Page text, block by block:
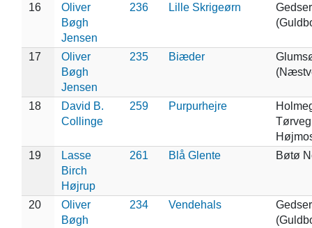
16
Oliver
Bøgh
Jensen
236 Lille Skrigeørn
17
Oliver
Bøgh
Jensen
235 Biæder
18
David B.
Collinge
259 Purpurhejre
19
Lasse
Birch
Højrup
261 Blå Glente Bøtø
20
Oliver
Bøgh
234 Vendehals